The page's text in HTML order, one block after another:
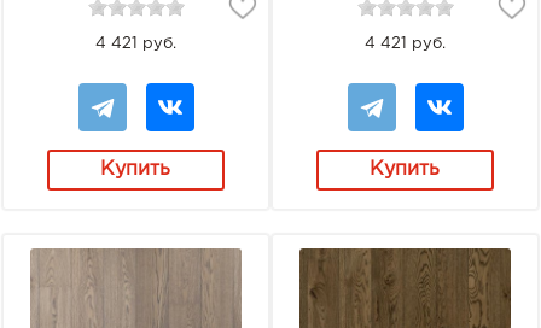
White
4 421 руб.
Купить
Oiled
4 421 руб.
Купить